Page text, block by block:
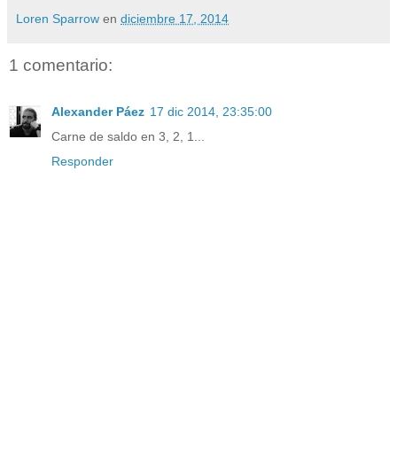
Loren Sparrow en diciembre 17, 2014
1 comentario:
Alexander Páez 17 dic 2014, 23:35:00
Carne de saldo en 3, 2, 1...
Responder